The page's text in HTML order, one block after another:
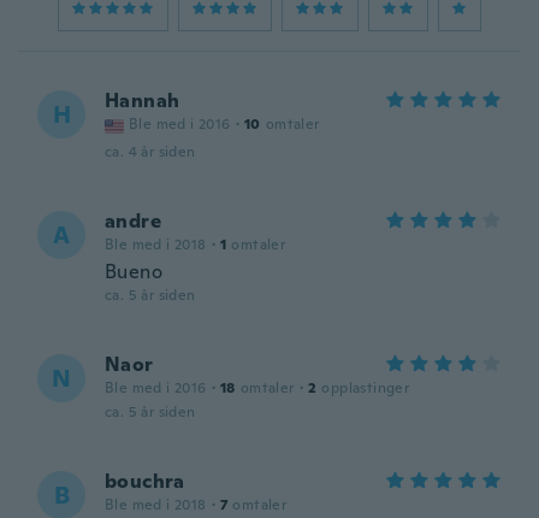
H Hannah
Ble med i 2016 · 10 omtaler
ca. 4 år siden
A andre
Ble med i 2018 · 1 omtaler
Bueno
ca. 5 år siden
N Naor
Ble med i 2016 · 18 omtaler · 2 opplastinger
ca. 5 år siden
B bouchra
Ble med i 2018 · 7 omtaler